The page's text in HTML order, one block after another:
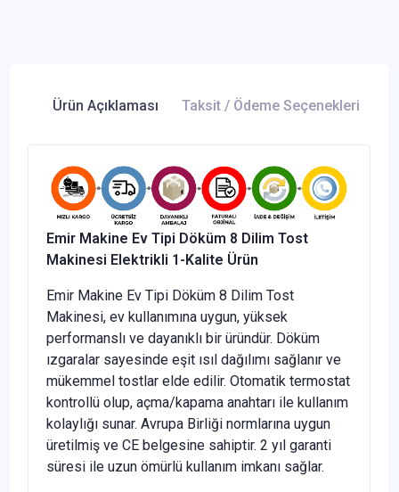
Ürün Açıklaması Taksit / Ödeme Seçenekleri
Emir Makine Ev Tipi Döküm 8 Dilim Tost
Makinesi Elektrikli 1-Kalite Ürün
Emir Makine Ev Tipi Döküm 8 Dilim Tost
Makinesi, ev kullanımına uygun, yüksek
performanslı ve dayanıklı bir üründür. Döküm
ızgaralar sayesinde eşit ısıl dağılımı sağlanır ve
mükemmel tostlar elde edilir. Otomatik termostat
kontrollü olup, açma/kapama anahtarı ile kullanım
kolaylığı sunar. Avrupa Birliği normlarına uygun
üretilmiş ve CE belgesine sahiptir. 2 yıl garanti
süresi ile uzun ömürlü kullanım imkanı sağlar.